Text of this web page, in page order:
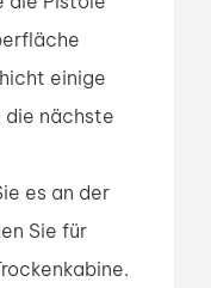
einige
die nächste
es an der
Sie für